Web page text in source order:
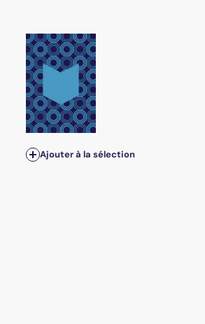
Ajouter à la sélection